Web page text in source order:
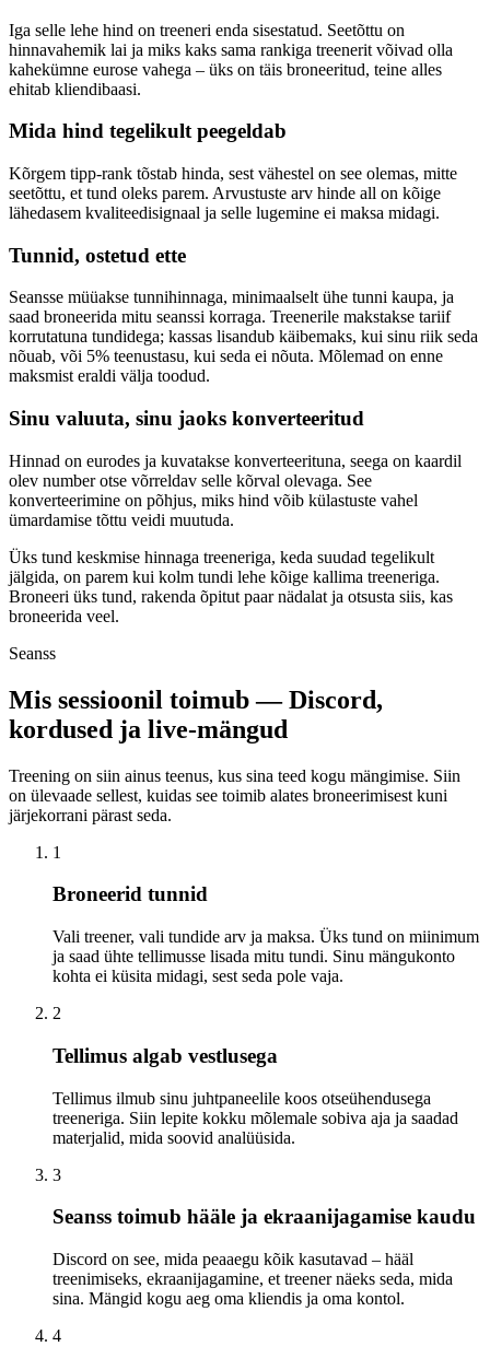
Iga selle lehe hind on treeneri enda sisestatud. Seetõttu on
hinnavahemik lai ja miks kaks sama rankiga treenerit võivad olla
kahekümne eurose vahega – üks on täis broneeritud, teine alles
ehitab kliendibaasi.
Mida hind tegelikult peegeldab
Kõrgem tipp-rank tõstab hinda, sest vähestel on see olemas, mitte
seetõttu, et tund oleks parem. Arvustuste arv hinde all on kõige
lähedasem kvaliteedisignaal ja selle lugemine ei maksa midagi.
Tunnid, ostetud ette
Seansse müüakse tunnihinnaga, minimaalselt ühe tunni kaupa, ja
saad broneerida mitu seanssi korraga. Treenerile makstakse tariif
korrutatuna tundidega; kassas lisandub käibemaks, kui sinu riik seda
nõuab, või 5% teenustasu, kui seda ei nõuta. Mõlemad on enne
maksmist eraldi välja toodud.
Sinu valuuta, sinu jaoks konverteeritud
Hinnad on eurodes ja kuvatakse konverteerituna, seega on kaardil
olev number otse võrreldav selle kõrval olevaga. See
konverteerimine on põhjus, miks hind võib külastuste vahel
ümardamise tõttu veidi muutuda.
Üks tund keskmise hinnaga treeneriga, keda suudad tegelikult
jälgida, on parem kui kolm tundi lehe kõige kallima treeneriga.
Broneeri üks tund, rakenda õpitut paar nädalat ja otsusta siis, kas
broneerida veel.
Seanss
Mis sessioonil toimub — Discord,
kordused ja live-mängud
Treening on siin ainus teenus, kus sina teed kogu mängimise. Siin
on ülevaade sellest, kuidas see toimib alates broneerimisest kuni
järjekorrani pärast seda.
1
Broneerid tunnid
Vali treener, vali tundide arv ja maksa. Üks tund on miinimum
ja saad ühte tellimusse lisada mitu tundi. Sinu mängukonto
kohta ei küsita midagi, sest seda pole vaja.
2
Tellimus algab vestlusega
Tellimus ilmub sinu juhtpaneelile koos otseühendusega
treeneriga. Siin lepite kokku mõlemale sobiva aja ja saadad
materjalid, mida soovid analüüsida.
3
Seanss toimub hääle ja ekraanijagamise kaudu
Discord on see, mida peaaegu kõik kasutavad – hääl
treenimiseks, ekraanijagamine, et treener näeks seda, mida
sina. Mängid kogu aeg oma kliendis ja oma kontol.
4